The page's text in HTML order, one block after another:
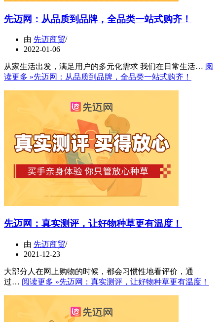
先迈网：从品质到品牌，全品类一站式购齐！
由 先迈商贸
2022-01-06
从家生活出发，满足用户的多元化需求 我们在日常生活… 阅
读更多 »先迈网：从品质到品牌，全品类一站式购齐！
先迈网：真实测评，让好物种草更有温度！
由 先迈商贸
2021-12-23
大部分人在网上购物的时候，都会习惯性地看评价，通
过… 阅读更多 »先迈网：真实测评，让好物种草更有温度！